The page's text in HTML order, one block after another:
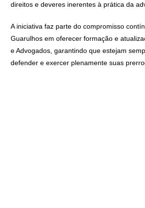
direitos e deveres inerentes à prática da
A iniciativa faz parte do compromisso
Guarulhos em oferecer formação e
e Advogados, garantindo que estejam
defender e exercer plenamente suas